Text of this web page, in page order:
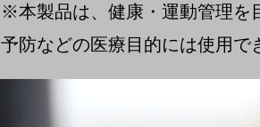
※本製品は、健康・運動管理を
予防などの医療目的には使用で